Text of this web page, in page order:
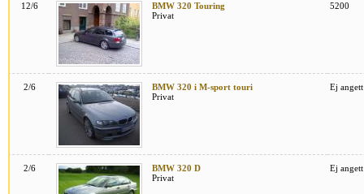
12/6
BMW 320 Touring
Privat
5200
2/6
BMW 320 i M-sport touri
Privat
Ej angett
2/6
BMW 320 D
Privat
Ej angett